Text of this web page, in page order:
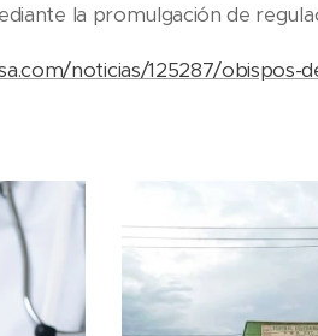
la promulgación de
noticias/125287/obispos-